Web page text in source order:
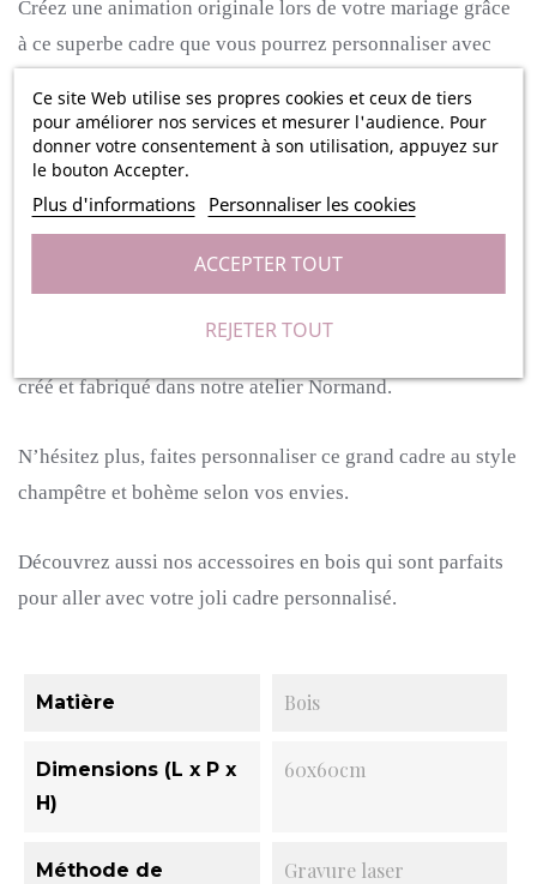
Ce site Web utilise ses propres cookies et ceux de tiers
pour améliorer nos services et mesurer l'audience. Pour
donner votre consentement à son utilisation, appuyez sur
le bouton Accepter.
Plus d'informations Personnaliser les cookies
REJETER TOUT
ACCEPTER TOUT
Créez une animation originale lors de votre mariage grâce
à ce superbe cadre que vous pourrez personnaliser avec
aux motifs travaillés vous permettra de faire de jolies
photos et garder de superbes souvenirs de cette journée
avec vos invités.
vous permettra de vous amuser avec vos proches en
créé et fabriqué dans notre atelier Normand.
N’hésitez plus, faites personnaliser ce grand cadre au style
champêtre et bohème selon vos envies.
Découvrez aussi nos accessoires en bois qui sont parfaits
pour aller avec votre joli cadre personnalisé.
Matière Bois
Dimensions (L x P x
H)
60x60cm
Méthode de
Gravure laser